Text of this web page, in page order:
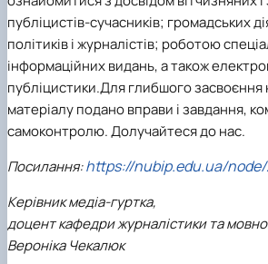
публіцистів-сучасників; громадських
політиків і журналістів; роботою
інформаційних видань, а також
публіцистики.Для глибшого засвоєння
матеріалу подано вправи і завдання,
самоконтролю. Долучайтеся до нас.
Посилання:https://nubip.edu.ua/node/
Керівник медіа-гуртка,
доцент кафедри журналістики та мовної
Вероніка Чекалюк